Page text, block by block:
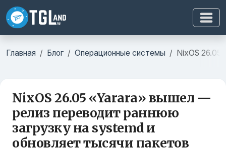
Главная Блог Операционные системы NixOS 26.05
NixOS 26.05 «Yarara» вышел —
релиз переводит раннюю
загрузку на systemd и
обновляет тысячи пакетов